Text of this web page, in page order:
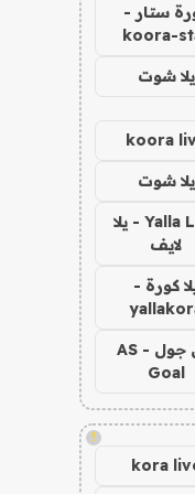
ستار -
koora-
يلا شوت
koora
يلا شوت
Yalla Live - يلا
لايف
كورة -
اس جول - AS
Goal
!
kora